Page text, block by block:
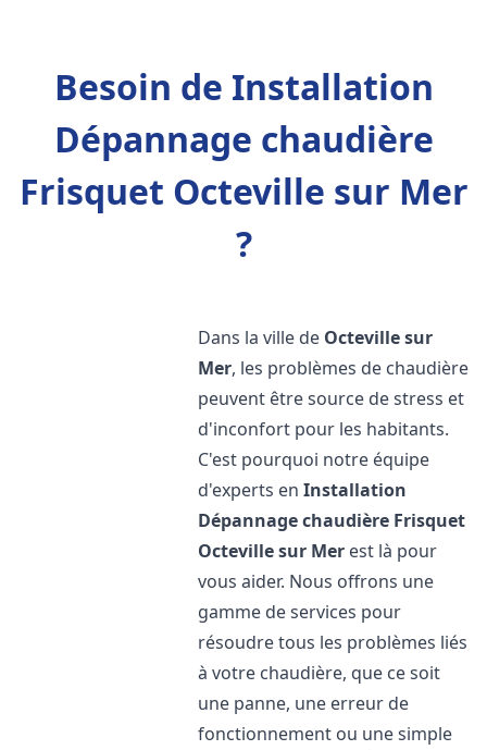
Besoin de Installation
Dépannage chaudière
Frisquet Octeville sur Mer
?
Dans la ville de Octeville sur
Mer, les problèmes de chaudière
peuvent être source de stress et
d'inconfort pour les habitants.
C'est pourquoi notre équipe
d'experts enInstallation
Dépannage chaudière Frisquet
Octeville sur Mer est là pour
vous aider. Nous offrons une
gamme de services pour
résoudre tous les problèmes liés
à votre chaudière, que ce soit
une panne, une erreur de
fonctionnement ou une simple